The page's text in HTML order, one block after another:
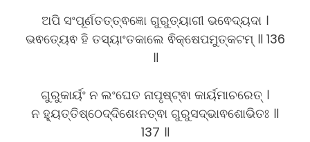
ଅପି ସଂପୂର୍ଣତତ୍ତ୍ଵଜ୍ଞୋ ଗୁରୁତ୍ୟାଗୀ ଭଵେଦ୍ୟଦା ।
ଭଵତ୍ୟେଵ ହି ତସ୍ୟାଂତକାଲେ ଵିକ୍ଷେପମୁତ୍କଟମ୍ ॥ 136
॥
ଗୁରୁକାର୍ୟଂ ନ ଲଂଘେତ ନାପୃଷ୍ଟ୍ଵା କାର୍ୟମାଚରେତ୍ ।
ନ ହ୍ୟୁତ୍ତିଷ୍ଠେଦ୍ଦିଶେଽନତ୍ଵା ଗୁରୁସଦ୍ଭାଵଶୋଭିତଃ ॥
137 ॥